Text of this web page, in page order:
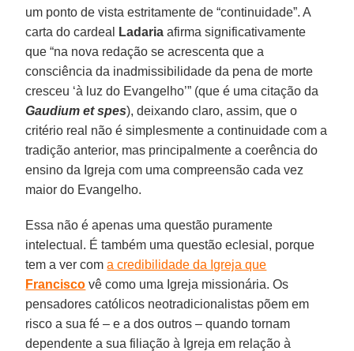
um ponto de vista estritamente de “continuidade”. A
carta do cardeal
Ladaria afirma significativamente
que “na nova redação se acrescenta que a
consciência da inadmissibilidade da pena de morte
cresceu ‘à luz do Evangelho’” (que é uma citação da
Gaudium et spes), deixando claro, assim, que o
critério real não é simplesmente a continuidade com a
tradição anterior, mas principalmente a coerência do
ensino da Igreja com uma compreensão cada vez
maior do Evangelho.
Essa não é apenas uma questão puramente
intelectual. É também uma questão eclesial, porque
tem a ver coma credibilidade da Igreja que
Francisco vê como uma Igreja missionária. Os
pensadores católicos neotradicionalistas põem em
risco a sua fé – e a dos outros – quando tornam
dependente a sua filiação à Igreja em relação à